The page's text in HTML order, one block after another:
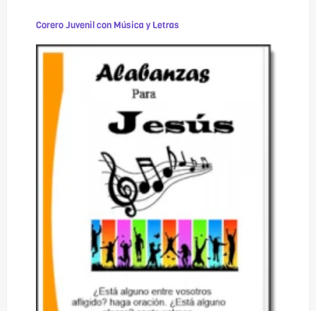
Corero Juvenil con Música y Letras